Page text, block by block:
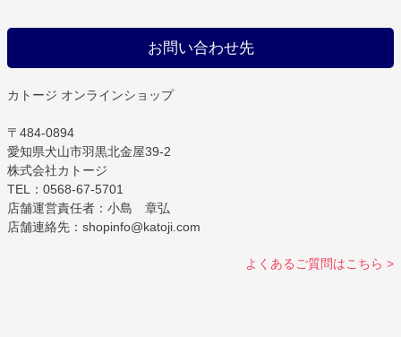
お問い合わせ先
カトージ オンラインショップ
〒484-0894
愛知県犬山市羽黒北金屋39-2
株式会社カトージ
TEL：0568-67-5701
店舗運営責任者：小島 章弘
店舗連絡先：shopinfo@katoji.com
よくあるご質問はこちら >